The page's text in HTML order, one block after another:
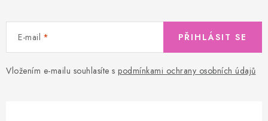
E-mail
Vložením e-mailu souhlasíte s podmínkami ochrany osobních údajů
PŘIHLÁSIT SE